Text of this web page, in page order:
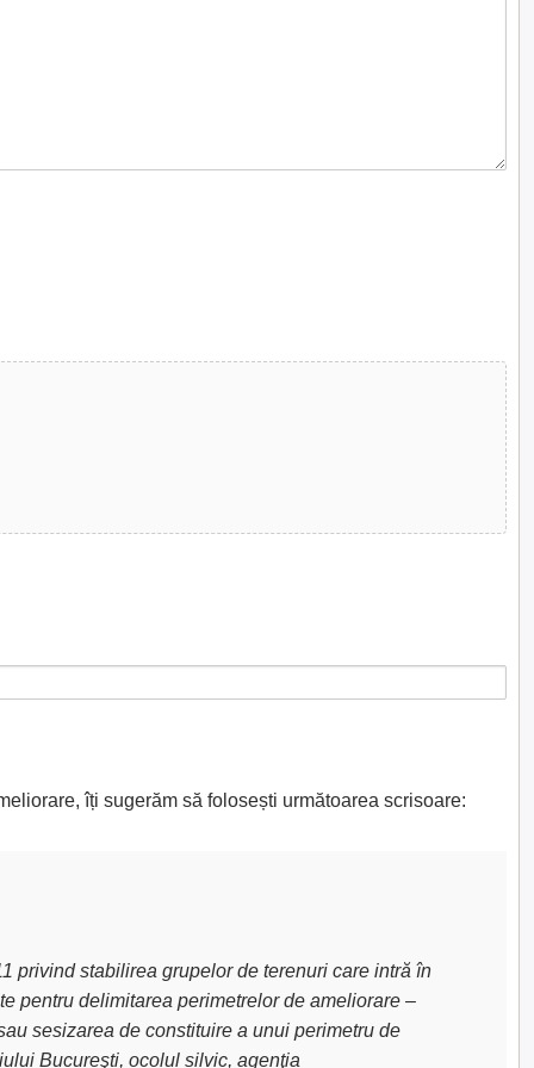
îți sugerăm să folosești următoarea scrisoare:
privind stabilirea grupelor de terenuri care intră în
pentru delimitarea perimetrelor de ameliorare –
sesizarea de constituire a unui perimetru de
Bucureşti, ocolul silvic, agenţia